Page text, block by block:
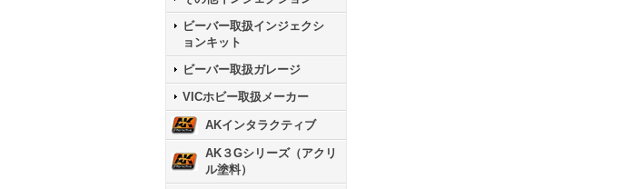
ビーバー取扱インジェクシ
ョンキット
ビーバー取扱ガレージ
VICホビー取扱メーカー
AKインタラクティブ
AK３Gシリーズ（アクリ
ル塗料）